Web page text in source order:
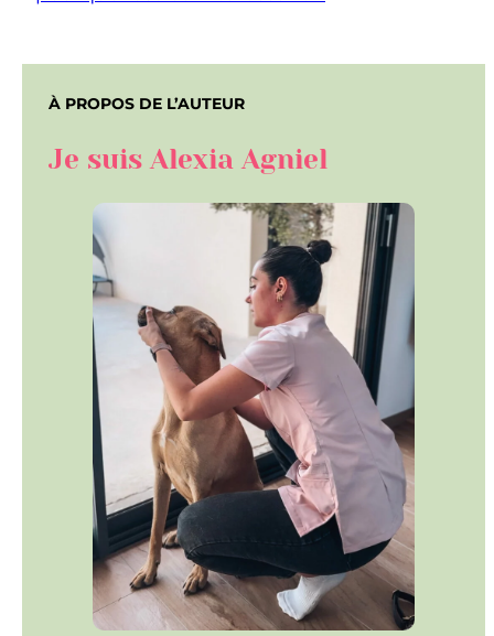
À PROPOS DE L’AUTEUR
Je suis Alexia Agniel